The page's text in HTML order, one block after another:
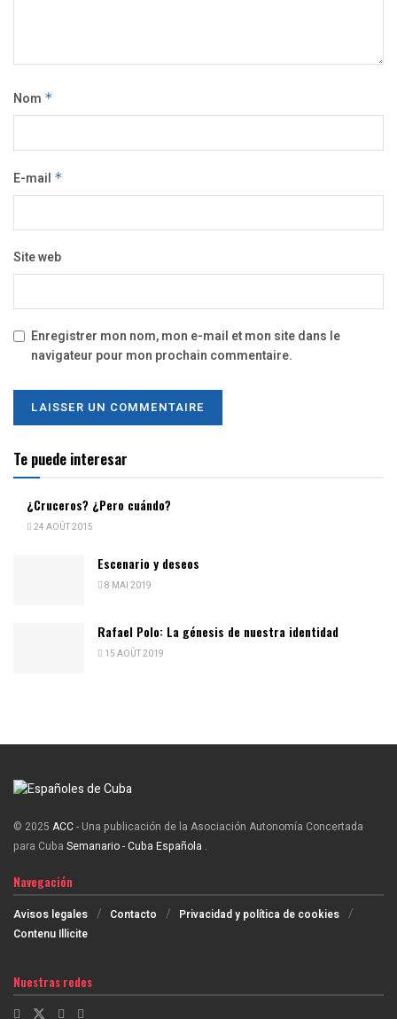
Nom *
E-mail *
Site web
Enregistrer mon nom, mon e-mail et mon site dans le
navigateur pour mon prochain commentaire.
Te puede interesar
¿Cruceros? ¿Pero cuándo?
24 AOÛT 2015
Escenario y deseos
8 MAI 2019
Rafael Polo: La génesis de nuestra identidad
15 AOÛT 2019
© 2025 ACC- Una publicación de la Asociación Autonomía Concertada
para Cuba Semanario - Cuba Española .
Navegación
Avisos legales Contacto
Privacidad y política de cookies
Contenu Illicite
Nuestras redes